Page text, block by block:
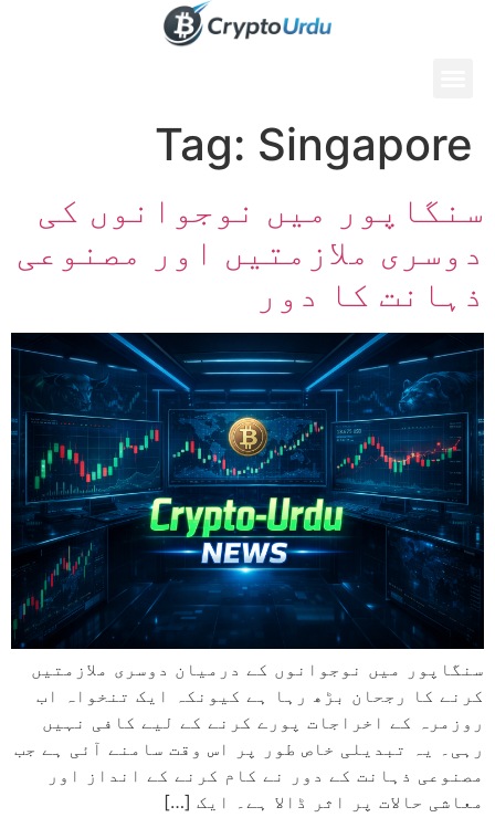
Tag: Singapore
سنگاپور میں نوجوانوں کی
دوسری ملازمتیں اور مصنوعی
ذہانت کا دور
سنگاپور میں نوجوانوں کے درمیان دوسری ملازمتیں
کرنے کا رجحان بڑھ رہا ہے کیونکہ ایک تنخواہ اب
روزمرہ کے اخراجات پورے کرنے کے لیے کافی نہیں
رہی۔ یہ تبدیلی خاص طور پر اس وقت سامنے آئی ہے جب
مصنوعی ذہانت کے دور نے کام کرنے کے انداز اور
معاشی حالات پر اثر ڈالا ہے۔ ایک […]